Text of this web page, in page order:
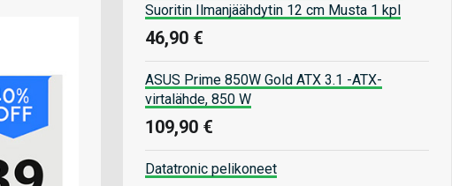
Suoritin Ilmanjäähdytin 12 cm Musta 1 kpl
46,90 €
ASUS Prime 850W Gold ATX 3.1 -ATX-
virtalähde, 850 W
109,90 €
Datatronic pelikoneet